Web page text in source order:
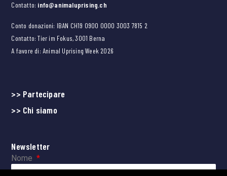
Contatto: info@animaluprising.ch
Conto donazioni: IBAN CH19 0900 0000 3003 7815 2
Contatto: Tier im Fokus, 3001 Berna
A favore di: Animal Uprising Week 2026
>> Partecipare
>> Chi siamo
Newsletter
Nome